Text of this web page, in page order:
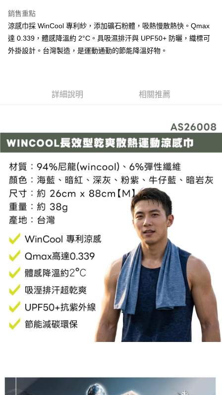
【關於「AFTEE先享後付」】
AFTEE先享後付是「在收到商品之後才付款」的支付方式。 讓您購物簡單
１．簡單：不需註冊會員、不需綁卡、不需儲值。
２．便利：只要手機號碼，簡訊認證，即可結帳。
結帳頁面，進行簡訊認證並確認金額後，即可完成結帳。
※ 請注意：結帳手續完成當下不需立刻繳費，但若您需要取消訂單，請聯絡
購買商品的店家。未經商家同意取消之訂單仍視為有效，需透過AFTEE先享
後付繳納相關費用。
是否繳費成功／繳費後需取消欲退款等相關疑問，請聯繫「AFTEE先享後付
客戶支援中心」 https://netprotections.freshdesk.com/support/home
【注意事項】
１．透過由恩沛科技股份有限公司提供之「AFTEE先享後付」服務完成之交
易，需依本服務之必要範圍內提供個人資料，並將交易相關給付款項請求債
權轉讓予恩沛科技股份有限公司。
２．關於個人資料處理事宜，請瀏覽以下網址：
https://aftee.tw/terms/#terms3
３．未成年的使用者請事先徵得法定代理人或監護人之同意方可使用
「AFTEE先享後付」，若未經同意申辦者引起之損失，本公司不負相關責
任。
４．使用「AFTEE先享後付」時，將依據個別帳號之用戶狀況，依本公司即
時審查核予不同之上限額度；若仍有額度不足之情形，本公司將視審查結果
請求用戶進行身份認證。
５．嚴禁一人註冊多個帳號或使用他人資訊註冊。若發現惡意使用之情形，
恩沛科技股份有限公司將有權停止該用戶之使用額度並採取法律行動。
ATM付款
運送方式
每筆NT$100，滿NT$799(含以上)免運費
免運費
銷售重點
涼感巾採 WinCool 專利紗，添加礦石粉體，吸熱慢散熱快。Qmax
達 0.339，體感降溫約 2°C。具吸濕排汗與 UPF50+ 防曬，織標可
外掛設計。台灣製造，是運動通勤的節能降溫好物。
詳細說明 相關推薦